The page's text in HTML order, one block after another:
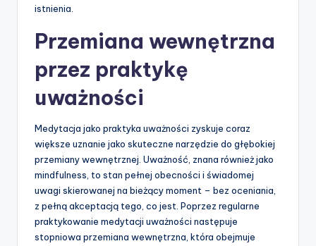
istnienia.
Przemiana wewnętrzna
przez praktykę
uważności
Medytacja jako praktyka uważności zyskuje coraz
większe uznanie jako skuteczne narzędzie do głębokiej
przemiany wewnętrznej. Uważność, znana również jako
mindfulness, to stan pełnej obecności i świadomej
uwagi skierowanej na bieżący moment – bez oceniania,
z pełną akceptacją tego, co jest. Poprzez regularne
praktykowanie medytacji uważności następuje
stopniowa przemiana wewnętrzna, która obejmuje